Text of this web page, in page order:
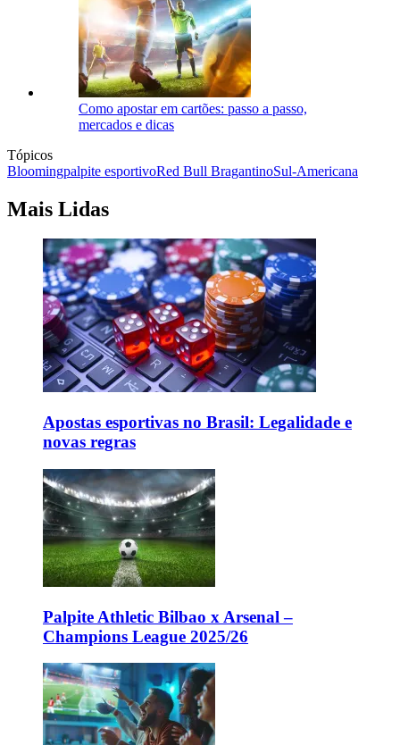
Como apostar em cartões: passo a passo,
mercados e dicas
Tópicos
Bloomingpalpite esportivoRed Bull BragantinoSul-Americana
Mais Lidas
Apostas esportivas no Brasil: Legalidade e
novas regras
Palpite Athletic Bilbao x Arsenal –
Champions League 2025/26